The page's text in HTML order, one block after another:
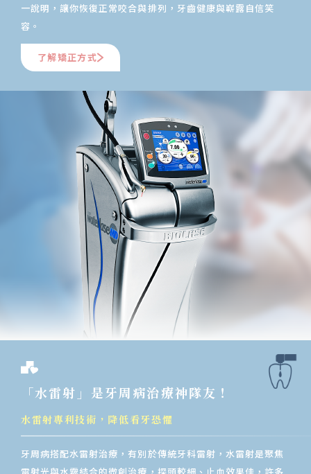
一說明，讓你恢復正常咬合與排列，牙齒健康與嶄露自信笑
容。
了解矯正方式
「水雷射」是牙周病治療神隊友！
水雷射專利技術，降低看牙恐懼
牙周病搭配水雷射治療，有別於傳統牙科雷射，水雷射是聚焦